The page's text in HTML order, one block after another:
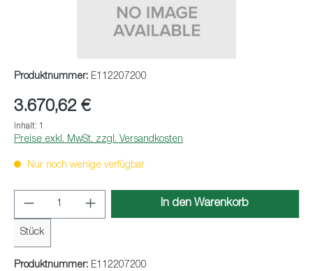
Produktnummer: E112207200
3.670,62 €
Inhalt: 1
Preise exkl. MwSt. zzgl. Versandkosten
Nur noch wenige verfügbar
Produkt Anzahl: Gib den gewünschten
Stück
In den Warenkorb
Produktnummer: E112207200